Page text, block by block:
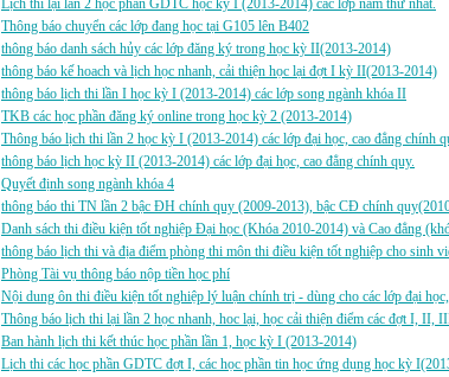
Lịch thi lại lần 2 học phần GDTC học kỳ I (2013-2014) các lớp năm thứ nhất.
Thông báo chuyển các lớp đang học tại G105 lên B402
thông báo danh sách hủy các lớp đăng ký trong học kỳ II(2013-2014)
thông báo kế hoach và lịch học nhanh, cải thiện học lại đợt I kỳ II(2013-2014)
thông báo lịch thi lần I học kỳ I (2013-2014) các lớp song ngành khóa II
TKB các học phần đăng ký online trong học kỳ 2 (2013-2014)
Thông báo lịch thi lần 2 học kỳ I (2013-2014) các lớp đại học, cao đẳng chính
thông báo lịch học kỳ II (2013-2014) các lớp đại học, cao đẳng chính quy.
Quyết định song ngành khóa 4
thông báo thi TN lần 2 bậc ĐH chính quy (2009-2013), bậc CĐ chính
Danh sách thi điều kiện tốt nghiệp Đại học (Khóa 2010-2014) và Cao đẳng
thông báo lịch thi và địa điểm phòng thi môn thi điều kiện tốt nghiệp cho sinh
Phòng Tài vụ thông báo nộp tiền học phí
Nội dung ôn thi điều kiện tốt nghiệp lý luận chính trị - dùng cho các lớp đại
Thông báo lịch thi lại lần 2 học nhanh, hoc lại, học cải thiện điểm các đợt I, II,
Ban hành lịch thi kết thúc học phần lần 1, học kỳ I (2013-2014)
Lịch thi các học phần GDTC đợt I, các học phần tin học ứng dụng học kỳ